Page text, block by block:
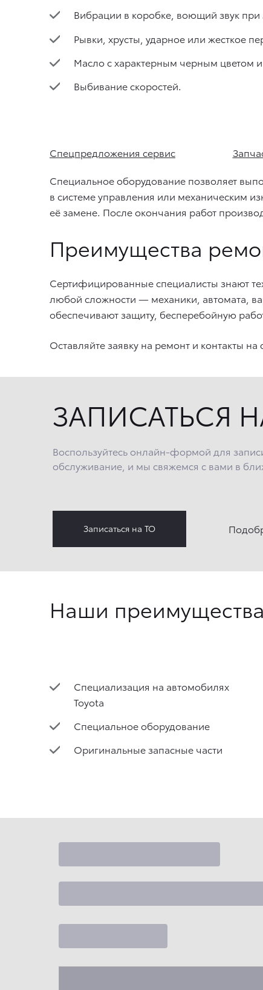
Вибрации в коробке, воющий звук при
Рывки, хрусты, ударное или жесткое
Масло с характерным черным цветом
Выбивание скоростей.
Спецпредложения сервис
Специальное оборудование позволяет
в системе управления или механическим
её замене. После окончания работ
Преимущества
Сертифицированные специалисты знают
любой сложности — механики, автомата,
обеспечивают защиту, бесперебойную
Оставляйте заявку на ремонт и контакты
ЗАПИСАТЬСЯ
Воспользуйтесь онлайн-формой для
обслуживание, и мы свяжемся с вами в
Записаться на ТО
Наши преимущества
Специализация на автомобилях
Toyota
Специальное оборудование
Оригинальные запасные части